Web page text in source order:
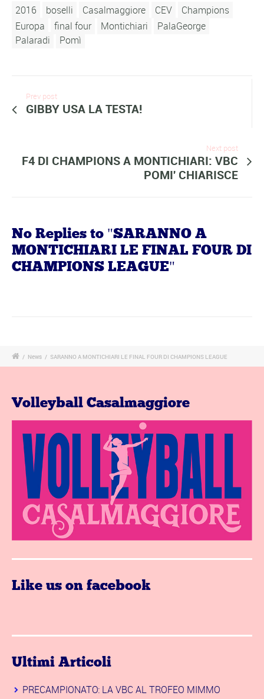
2016 boselli Casalmaggiore CEV
Champions
Europa
final four Montichiari
PalaGeorge
Palaradi
Pomì
Prev post
GIBBY USA LA TESTA!
Next post
F4 DI CHAMPIONS A MONTICHIARI: VBC
POMI' CHIARISCE
No Replies to "SARANNO A
MONTICHIARI LE FINAL FOUR DI
CHAMPIONS LEAGUE"
/ News / SARANNO A MONTICHIARI LE FINAL FOUR DI CHAMPIONS LEAGUE
Volleyball Casalmaggiore
Like us on facebook
Ultimi Articoli
PRECAMPIONATO: LA VBC AL TROFEO MIMMO